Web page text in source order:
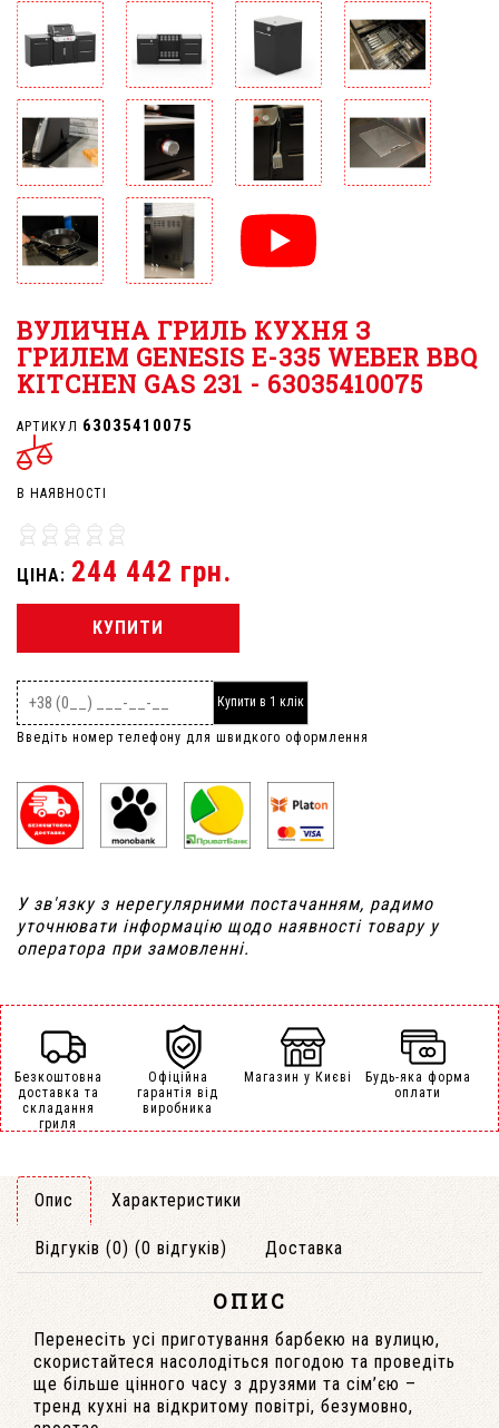
ВУЛИЧНА ГРИЛЬ КУХНЯ З
ГРИЛЕМ GENESIS E-335 WEBER BBQ
KITCHEN GAS 231 - 63035410075
АРТИКУЛ 63035410075
В НАЯВНОСТІ
ЦІНА: 244 442 грн.
КУПИТИ
Купити в 1 клік
Введіть номер телефону для швидкого оформлення
У зв'язку з нерегулярними постачанням, радимо
уточнювати інформацію щодо наявності товару у
оператора при замовленні.
Безкоштовна
доставка та
складання
гриля
Офіційна
гарантія від
виробника
Магазин у Києві
Будь-яка форма
оплати
Опис Характеристики
Відгуків (0) (0 відгуків) Доставка
ОПИС
Перенесіть усі приготування барбекю на вулицю,
скористайтеся насолодіться погодою та проведіть
ще більше цінного часу з друзями та сім’єю –
тренд кухні на відкритому повітрі, безумовно,